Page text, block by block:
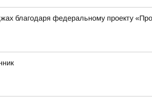
благодаря федеральному проекту